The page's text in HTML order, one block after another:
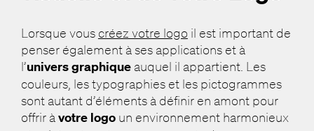
Lorsque vous créez votre logo il est important de
penser également à ses applications et à
l’univers graphiqueauquel il appartient. Les
couleurs, les typographies et les pictogrammes
sont autant d’éléments à définir en amont pour
offrir à votre logoun environnement harmonieux